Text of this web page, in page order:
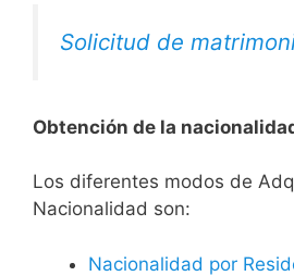
Solicitud de
Obtención de la
​​​Los diferentes modos de
Nacionalidad son:
Nacionalidad por